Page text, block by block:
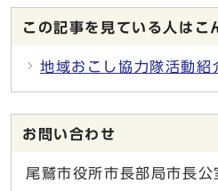
この記事を見ている人はこ
地域おこし協力隊活動紹
お問い合わせ
尾鷲市役所市長部局市長公